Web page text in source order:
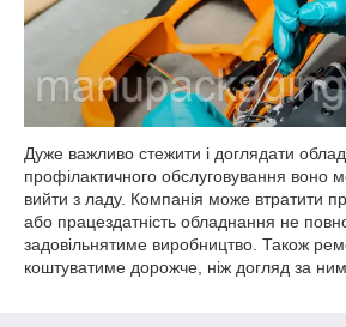
Дуже важливо стежити і доглядати
профілактичного обслуговування воно
вийти з ладу. Компанія може втратити
або працездатність обладнання не
задовільнятиме виробництво. Також
коштуватиме дорожче, ніж догляд за ним.